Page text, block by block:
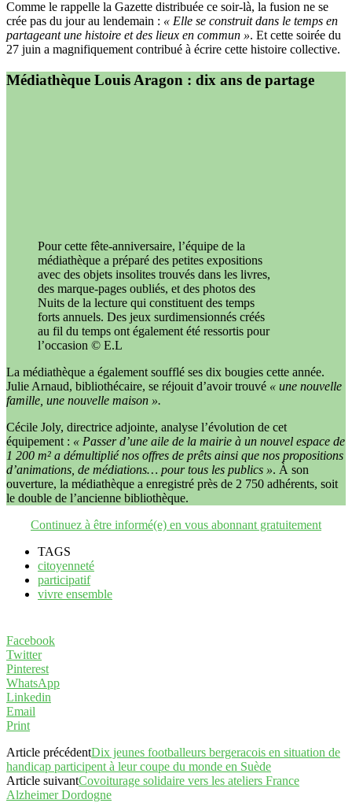
Comme le rappelle la Gazette distribuée ce soir-là, la fusion ne se
crée pas du jour au lendemain : « Elle se construit dans le temps en
partageant une histoire et des lieux en commun ». Et cette soirée du
27 juin a magnifiquement contribué à écrire cette histoire collective.
Médiathèque Louis Aragon : dix ans de partage
Pour cette fête-anniversaire, l’équipe de la
médiathèque a préparé des petites expositions
avec des objets insolites trouvés dans les livres,
des marque-pages oubliés, et des photos des
Nuits de la lecture qui constituent des temps
forts annuels. Des jeux surdimensionnés créés
au fil du temps ont également été ressortis pour
l’occasion © E.L
La médiathèque a également soufflé ses dix bougies cette année.
Julie Arnaud, bibliothécaire, se réjouit d’avoir trouvé « une nouvelle
famille, une nouvelle maison ».
Cécile Joly, directrice adjointe, analyse l’évolution de cet
équipement : « Passer d’une aile de la mairie à un nouvel espace de
1 200 m² a démultiplié nos offres de prêts ainsi que nos propositions
d’animations, de médiations… pour tous les publics ». À son
ouverture, la médiathèque a enregistré près de 2 750 adhérents, soit
le double de l’ancienne bibliothèque.
Continuez à être informé(e) en vous abonnant gratuitement
TAGS
citoyenneté
participatif
vivre ensemble
Facebook
Twitter
Pinterest
WhatsApp
Linkedin
Email
Print
Article précédentDix jeunes footballeurs bergeracois en situation de
handicap participent à leur coupe du monde en Suède
Article suivantCovoiturage solidaire vers les ateliers France
Alzheimer Dordogne